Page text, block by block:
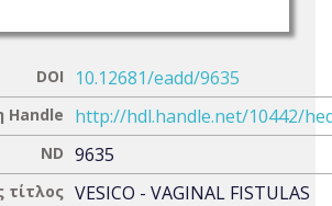
DOI 10.12681/eadd/9635
Handle http://hdl.handle.net/10442/
ND 9635
τίτλος VESICO - VAGINAL FISTULAS